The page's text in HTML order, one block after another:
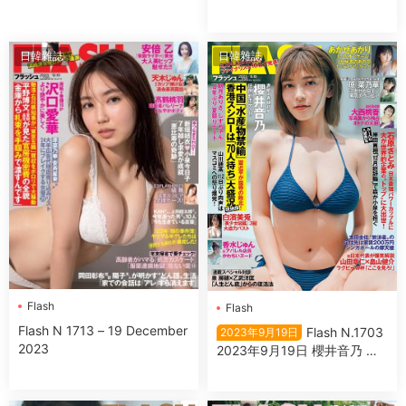
日韓雜誌
Flash
Flash N 1713 – 19 December
2023
日韓雜誌
Flash
2023年9月19日
Flash N.1703
2023年9月19日 櫻井音乃 あ